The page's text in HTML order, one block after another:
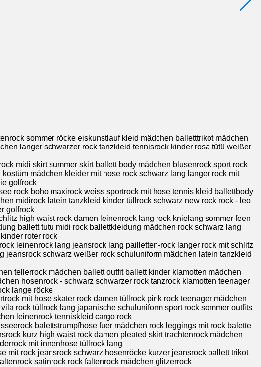
sommer röcke eiskunstlauf kleid mädchen balletttrikot mädchen
langer schwarzer rock tanzkleid tennisrock kinder rosa tütü weißer
midi skirt summer skirt ballett body mädchen blusenrock sport rock
mädchen kleider mit hose rock schwarz lang langer rock mit
golfrock
rock boho maxirock weiss sportrock mit hose tennis kleid ballettbody
midirock latein tanzkleid kinder tüllrock schwarz new rock rock - leo
golfrock
high waist rock damen leinenrock lang rock knielang sommer feen
ballett tutu midi rock ballettkleidung mädchen rock schwarz lang
roter rock
leinenrock lang jeansrock lang pailletten-rock langer rock mit schlitz
jeansrock schwarz weißer rock schuluniform mädchen latein tanzkleid
tellerrock mädchen ballett outfit ballett kinder klamotten mädchen
hosenrock - schwarz schwarzer rock tanzrock klamotten teenager
lange röcke
mit hose skater rock damen tüllrock pink rock teenager mädchen
rock tüllrock lang japanische schuluniform sport rock sommer outfits
leinenrock tenniskleid cargo rock
balettstrumpfhose fuer mädchen rock leggings mit rock balette
kurz high waist rock damen pleated skirt trachtenrock mädchen
mit innenhose tüllrock lang
mit rock jeansrock schwarz hosenröcke kurzer jeansrock ballett trikot
satinrock rock faltenrock mädchen glitzerrock